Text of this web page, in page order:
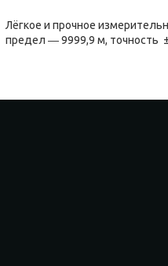
Лёгкое и прочное
предел ― 9999,9 м, точность